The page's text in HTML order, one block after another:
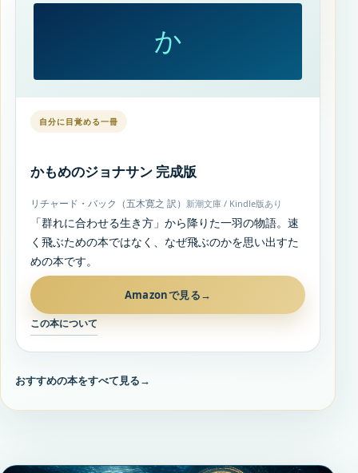
か
自分に目覚める一冊
かもめのジョナサン 完成版
リチャード・バック（五木寛之 訳） 新潮文庫 / Kindle版あり
「群れに合わせる生き方」から降りた一羽の物語。速
く飛ぶための本ではなく、なぜ飛ぶのかを思い出すた
めの本です。
Amazonで見る→
この本について
おすすめの本をすべて見る→